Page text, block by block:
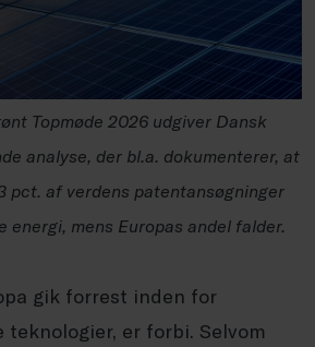
Topmøde 2026 udgiver Dansk
analyse, der bl.a. dokumenterer, at
pct. af verdens patentansøgninger
energi, mens Europas andel falder.
gik forrest inden for
teknologier, er forbi. Selvom